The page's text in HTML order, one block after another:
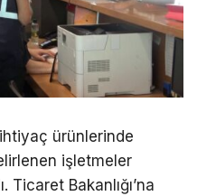
ürünlerinde
işletmeler
Ticaret Bakanlığı’na